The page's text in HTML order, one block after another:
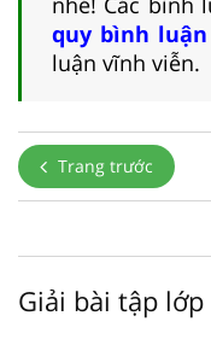
quy bình
luận vĩnh viễn.
Trang trước
Giải bài tập